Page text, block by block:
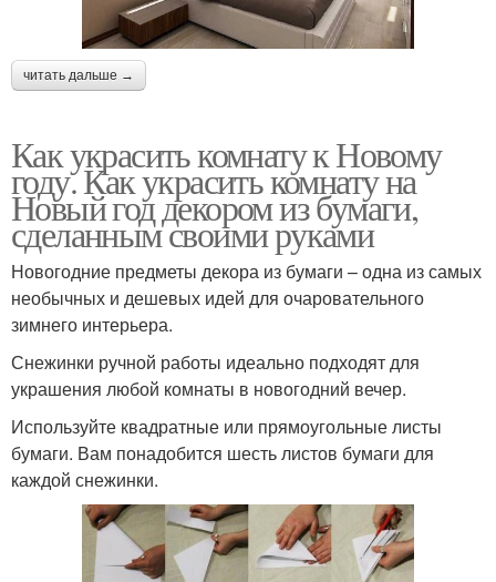
читать дальше →
Как украсить комнату к Новому
году. Как украсить комнату на
Новый год декором из бумаги,
сделанным своими руками
Новогодние предметы декора из бумаги – одна из самых
необычных и дешевых идей для очаровательного
зимнего интерьера.
Снежинки ручной работы идеально подходят для
украшения любой комнаты в новогодний вечер.
Используйте квадратные или прямоугольные листы
бумаги. Вам понадобится шесть листов бумаги для
каждой снежинки.